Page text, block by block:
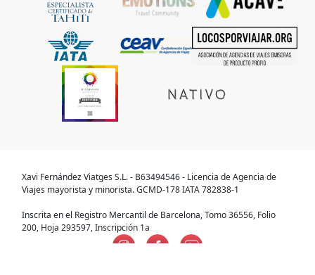
Xavi Fernández Viatges S.L. - B63494546 - Licencia de Agencia de
Viajes mayorista y minorista. GCMD-178 IATA 782838-1
Inscrita en el Registro Mercantil de Barcelona, Tomo 36556, Folio
200, Hoja 293597, Inscripción 1a